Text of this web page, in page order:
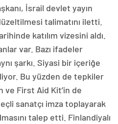
İsrail devlet yayın
talimatını iletti.
katılım vizesini aldı.
var. Bazı ifadeler
şarkı. Siyasi bir içeriğe
Bu yüzden de tepkiler
ve First Aid Kit’in de
sanatçı imza toplayarak
talep etti. Finlandiyalı